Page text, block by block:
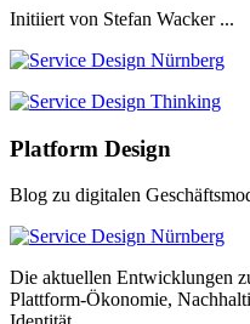
Initiiert von Stefan Wacker ...
Platform Design
Blog zu digitalen
Die aktuellen Entwicklungen
Plattform-Ökonomie,